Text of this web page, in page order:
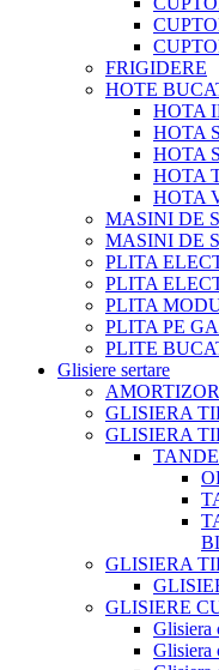
FRIGIDERE
HOTE
HOTA
HOTA
HOTA
HOTA
HOTA
MASINI DE
MASINI DE
PLITA
PLITA
PLITA
PLITA PE
PLITE
Glisiere sertare
GLISIERA
GLISIERA
GLISIERA
GLISIERE
Glisiera
Glisiera